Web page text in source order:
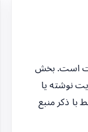
است. بخش
نوشته یا
با ذکر منبع